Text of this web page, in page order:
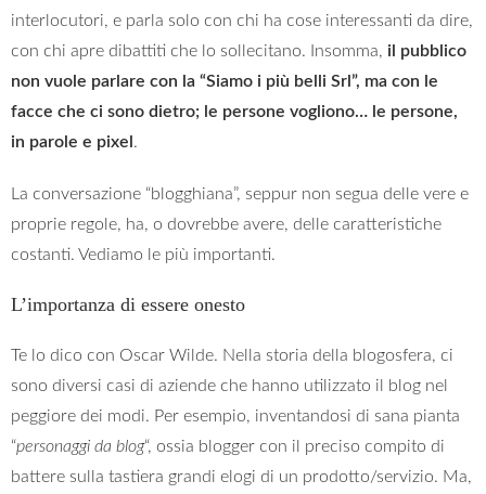
interlocutori, e parla solo con chi ha cose interessanti da dire,
con chi apre dibattiti che lo sollecitano. Insomma, il pubblico
non vuole parlare con la “Siamo i più belli Srl”, ma con le
facce che ci sono dietro; le persone vogliono… le persone,
in parole e pixel.
La conversazione “blogghiana”, seppur non segua delle vere e
proprie regole, ha, o dovrebbe avere, delle caratteristiche
costanti. Vediamo le più importanti.
L’importanza di essere onesto
Te lo dico con Oscar Wilde. Nella storia della blogosfera, ci
sono diversi casi di aziende che hanno utilizzato il blog nel
peggiore dei modi. Per esempio, inventandosi di sana pianta
“personaggi da blog“, ossia blogger con il preciso compito di
battere sulla tastiera grandi elogi di un prodotto/servizio. Ma,